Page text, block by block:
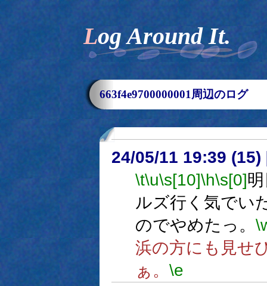
Log Around It.
663f4e9700000001周辺のログ
24/05/11 19:39 (15)
\t\u\s[10]\h\s[0]
ルズ行く気でい
のでやめたっ。
浜の方にも見せ
ぁ。 \e